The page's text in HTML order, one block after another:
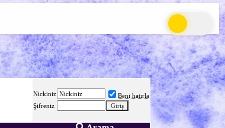
Nickiniz
Beni hatırla
Şifreniz